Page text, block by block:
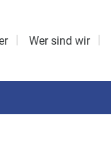
Wer sind wir